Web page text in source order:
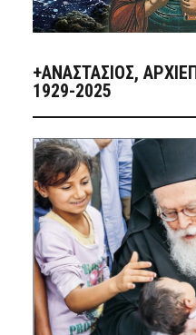
+ΑΝΑΣΤΆΣΙΟΣ,
1929-2025